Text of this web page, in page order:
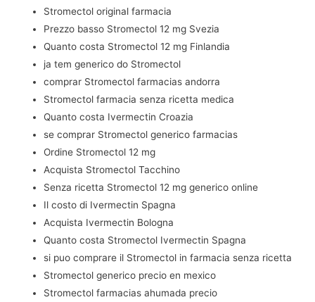
Stromectol original farmacia
Prezzo basso Stromectol 12 mg Svezia
Quanto costa Stromectol 12 mg Finlandia
ja tem generico do Stromectol
comprar Stromectol farmacias andorra
Stromectol farmacia senza ricetta medica
Quanto costa Ivermectin Croazia
se comprar Stromectol generico farmacias
Ordine Stromectol 12 mg
Acquista Stromectol Tacchino
Senza ricetta Stromectol 12 mg generico online
Il costo di Ivermectin Spagna
Acquista Ivermectin Bologna
Quanto costa Stromectol Ivermectin Spagna
si puo comprare il Stromectol in farmacia senza ricetta
Stromectol generico precio en mexico
Stromectol farmacias ahumada precio